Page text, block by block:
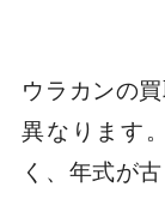
ウラカンの
異なります
く、年式が